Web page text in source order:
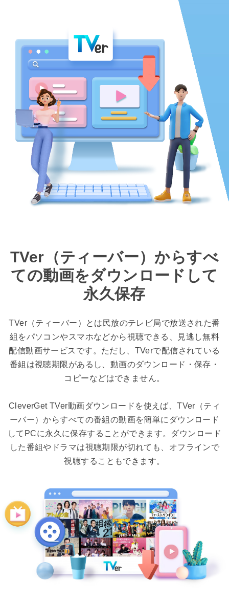
TVer（ティーバー）からすべ
ての動画をダウンロードして
永久保存
TVer（ティーバー）とは民放のテレビ局で放送された番
組をパソコンやスマホなどから視聴できる、見逃し無料
配信動画サービスです。ただし、TVerで配信されている
番組は視聴期限があるし、動画のダウンロード・保存・
コピーなどはできません。
CleverGet TVer動画ダウンロードを使えば、TVer（ティ
ーバー）からすべての番組の動画を簡単にダウンロード
してPCに永久に保存することができます。ダウンロード
した番組やドラマは視聴期限が切れても、オフラインで
視聴することもできます。